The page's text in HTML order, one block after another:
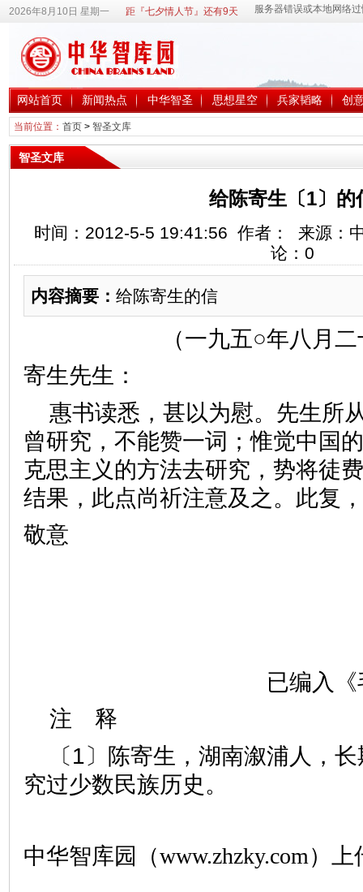
2026年8月10日 星期一 距『七夕情人节』还有9天
网站首页 新闻热点 中华智圣 思想星空 兵家韬略 创
当前位置： 首页> 智圣文库
智圣文库
给陈寄生〔1〕的
时间：2012-5-5 19:41:56 作者： 来源：
论： 0
内容摘要： 给陈寄生的信
（一九五○年八月
寄生先生：
惠书读悉，甚以为慰。先生所
曾研究，不能赞一词；惟觉中国
克思主义的方法去研究，势将徒
结果，此点尚祈注意及之。此复
敬意
已编入
注 释
〔1〕陈寄生，湖南溆浦人，
究过少数民族历史。
中华智库园（www.zhzky.com）上